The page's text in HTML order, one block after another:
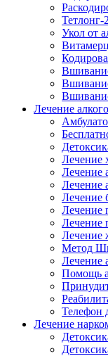
Тетлонг-
Укол от
Лечение
Лечение
Лечение
Лечение
Лечение
Лечение
Лечение
Лечение
Метод
Лечение
Помощь
Телефон
Лечение